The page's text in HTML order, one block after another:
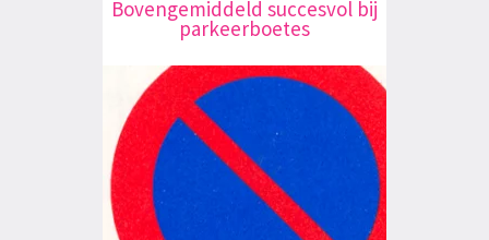
Bovengemiddeld succesvol bij
parkeerboetes